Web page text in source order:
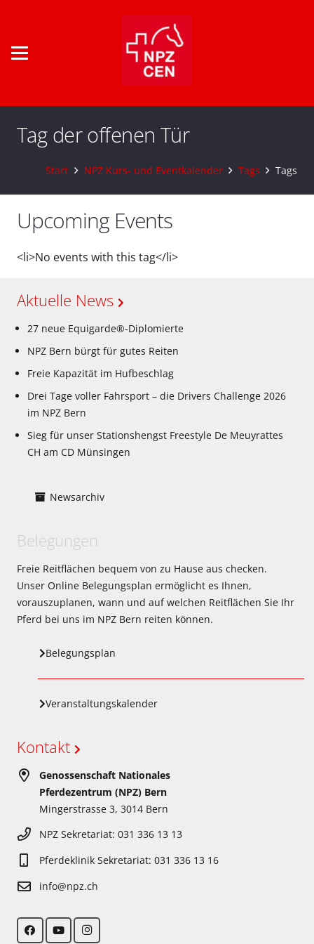
Tag der offenen Tür
Start NPZ Kurs- und Eventkalender Tags Tags
Upcoming Events
<li>No events with this tag</li>
Aktuelle News
27 neue Equigarde®-Diplomierte
NPZ Bern bürgt für gutes Reiten
Freie Kapazität im Hufbeschlag
Drei Tage voller Fahrsport – die Drivers Challenge 2026
im NPZ Bern
Sieg für unser Stationshengst Freestyle De Meuyrattes
CH am CD Münsingen
Newsarchiv
Belegungen
Freie Reitflächen bequem von zu Hause aus checken.
Unser Online Belegungsplan ermöglicht es Ihnen,
vorauszuplanen, wann und auf welchen Reitflächen Sie Ihr
Pferd bei uns im NPZ Bern reiten können.
Belegungsplan
Veranstaltungskalender
Kontakt
Genossenschaft Nationales
Pferdezentrum (NPZ) Bern
Mingerstrasse 3, 3014 Bern
NPZ Sekretariat: 031 336 13 13
Pferdeklinik Sekretariat: 031 336 13 16
info@npz.ch